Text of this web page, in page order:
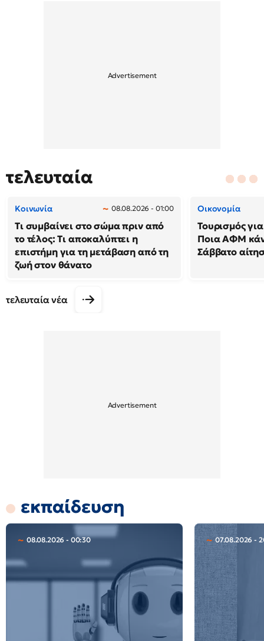
τελευταία
Κοινωνία 08.08.2026 - 01:00
Τι συμβαίνει στο σώμα πριν από
το τέλος: Τι αποκαλύπτει η
επιστήμη για τη μετάβαση από τη
ζωή στον θάνατο
Οικονομία
Τουρισμός
Ποια ΑΦΜ
Σάββατο
τελευταία νέα
εκπαίδευση
08.08.2026 - 00:30 07.08.2026 -